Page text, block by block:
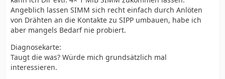
Angeblich lassen SIMM sich recht einfach durch Anlöten
von Drähten an die Kontakte zu SIPP umbauen, habe ich
aber mangels Bedarf nie probiert.
Diagnosekarte:
Taugt die was? Würde mich grundsätzlich mal
interessieren.